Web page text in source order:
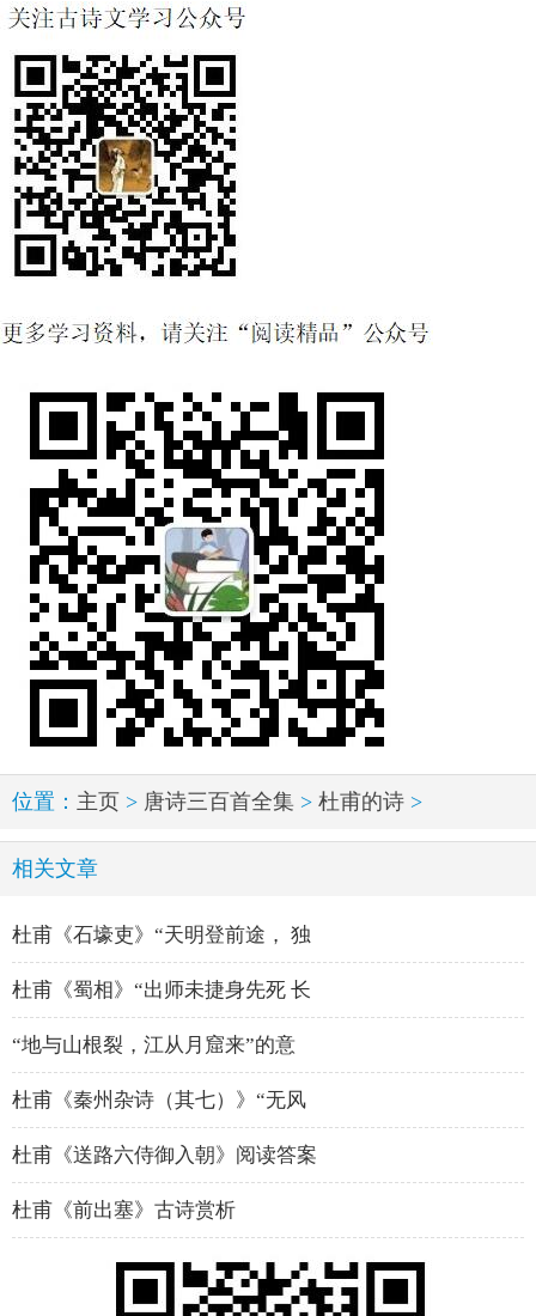
位置： 主页 > 唐诗三百首全集 > 杜甫的诗 >
相关文章
杜甫《石壕吏》“天明登前途， 独
杜甫《蜀相》“出师未捷身先死 长
“地与山根裂，江从月窟来”的意
杜甫《秦州杂诗（其七）》“无风
杜甫《送路六侍御入朝》阅读答案
杜甫《前出塞》古诗赏析